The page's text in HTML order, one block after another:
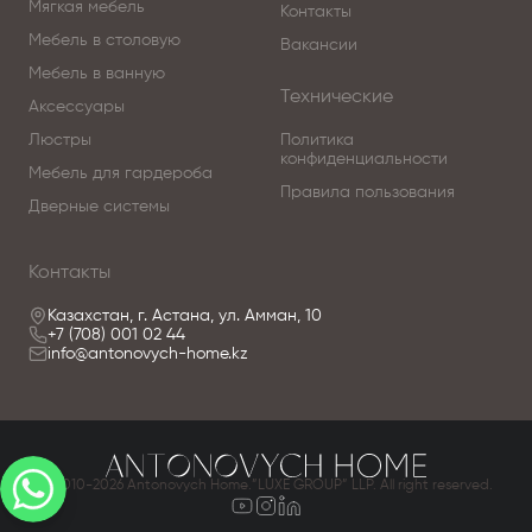
Мягкая мебель
Мебель в столовую
Мебель в ванную
Аксессуары
Люстры
Мебель для гардероба
Дверные системы
Контакты
Вакансии
Технические
Политика
конфиденциальности
Правила пользования
Контакты
Казахстан, г. Астана, ул. Амман, 10
+7 (708) 001 02 44
info@antonovych-home.kz
© 2010-2026 Antonovych Home.”LUXE GROUP” LLP. All right reserved.